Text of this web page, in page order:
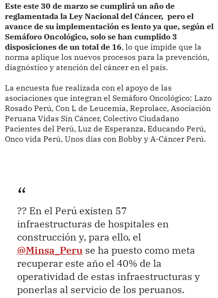
Este este 30 de marzo se cumplirá un año de
reglamentada la Ley Nacional del Cáncer, pero el
avance de su implementación es lento ya que, según el
Semáforo Oncológico, solo se han cumplido 3
disposiciones de un total de 16, lo que impide que la
norma aplique los nuevos procesos para la prevención,
diagnóstico y atención del cáncer en el país.
La encuesta fue realizada con el apoyo de las
asociaciones que integran el Semáforo Oncológico: Lazo
Rosado Perú, Con L de Leucemia, Reprolacc, Asociación
Peruana Vidas Sin Cáncer, Colectivo Ciudadano
Pacientes del Perú, Luz de Esperanza, Educando Perú,
Onco vida Perú, Unos días con Bobby y A-Cáncer Perú.
?? En el Perú existen 57
infraestructuras de hospitales en
construcción y, para ello, el
@Minsa_Peruse ha puesto como meta
recuperar este año el 40% de la
operatividad de estas infraestructuras y
ponerlas al servicio de los peruanos.